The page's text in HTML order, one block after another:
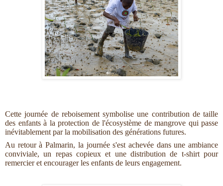
Cette journée de reboisement symbolise une contribution de taille
des enfants à la protection de l'écosystème de mangrove qui passe
inévitablement par la mobilisation des générations futures.
Au retour à Palmarin, la journée s'est achevée dans une ambiance
conviviale, un repas copieux et une distribution de t-shirt pour
remercier et encourager les enfants de leurs engagement.